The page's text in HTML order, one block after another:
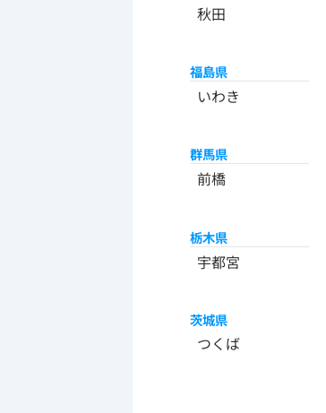
秋田
福島県
いわき
群馬県
前橋
栃木県
宇都宮
茨城県
つくば